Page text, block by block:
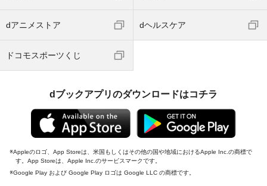
dアニメストア dヘルスケア
ドコモスポーツくじ
dブックアプリのダウンロードはコチラ
Appleのロゴ、App Storeは、米国もしくはその他の国や地域におけるApple Inc.の商標で
す。App Storeは、Apple Inc.のサービスマークです。
Google Play および Google Play ロゴは Google LLC の商標です。